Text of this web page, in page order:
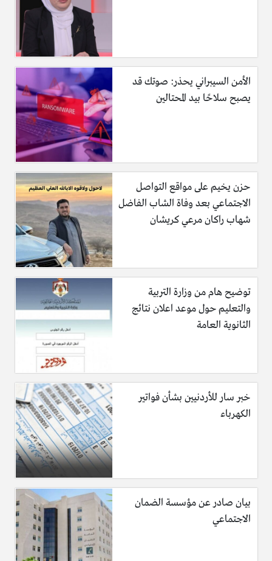
الأمن السيبراني يحذر: صوتك قد
يصبح سلاحًا بيد المحتالين
حزن يخيم على مواقع التواصل
الاجتماعي بعد وفاة الشاب الفاضل
شهاب راكان مرعي كريشان
توضيح هام من وزارة التربية
والتعليم حول موعد اعلان نتائج
الثانوية العامة
خبر سار للأردنيين بشأن فواتير
الكهرباء
بيان صادر عن مؤسسة الضمان
الاجتماعي